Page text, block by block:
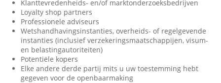
Klanttevredenheids- en/of marktonderzoeksbedrijven
Loyalty shop partners
Professionele adviseurs
Wetshandhavingsinstanties, overheids- of regelgevende
instanties (inclusief verzekeringsmaatschappijen, visum-
en belastingautoriteiten)
Potentiële kopers
Elke andere derde partij mits u uw toestemming hebt
gegeven voor de openbaarmaking